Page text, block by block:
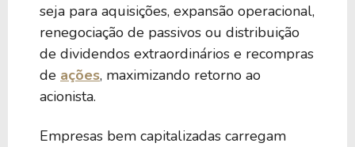
seja para aquisições, expansão operacional,
renegociação de passivos ou distribuição
de dividendos extraordinários e recompras
de ações, maximizando retorno ao
acionista.
Empresas bem capitalizadas carregam